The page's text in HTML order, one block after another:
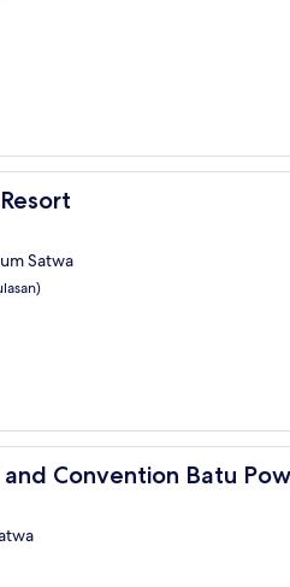
Satwa
Convention Batu
Convention Batu Powered by